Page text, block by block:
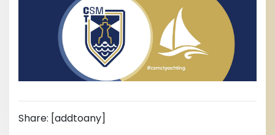
Share: [addtoany]